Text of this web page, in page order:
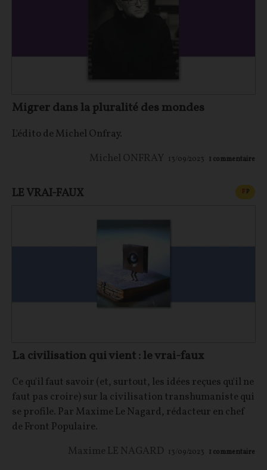
Migrer dans la pluralité des mondes
L'édito de Michel Onfray.
Michel ONFRAY 13/09/2023 1 commentaire
LE VRAI-FAUX FP
La civilisation qui vient : le vrai-faux
Ce qu'il faut savoir (et, surtout, les idées reçues qu'il ne
faut pas croire) sur la civilisation transhumaniste qui
se profile. Par Maxime Le Nagard, rédacteur en chef
de Front Populaire.
Maxime LE NAGARD 13/09/2023 1 commentaire